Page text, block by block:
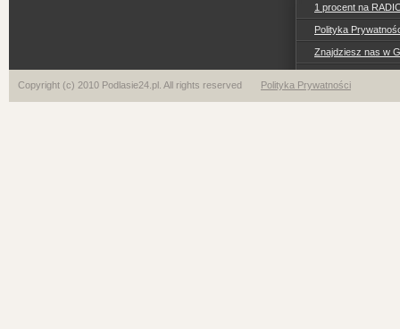
1 procent na
Polityka
Znajdziesz nas w
Copyright (c) 2010 Podlasie24.pl. All rights reserved Polityka Prywatności